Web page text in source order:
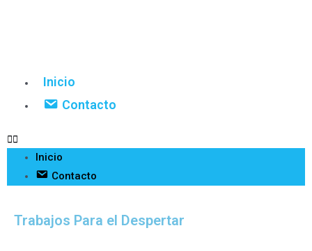
Inicio
Contacto
Inicio
Contacto
Trabajos Para el Despertar